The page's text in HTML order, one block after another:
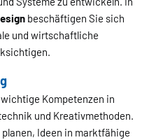
beschäftigen Sie sich
und wirtschaftliche
Kompetenzen in
und Kreativmethoden.
Ideen in marktfähige